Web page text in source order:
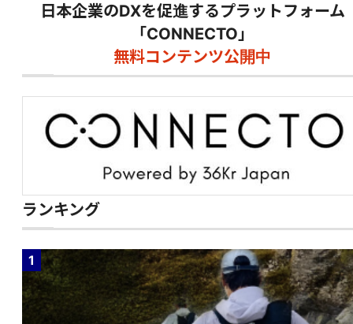
日本企業のDXを促進するプラットフォーム
「CONNECTO」
無料コンテンツ公開中
ランキング
1